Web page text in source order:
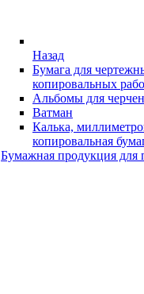
Назад
Бумага для
копировальных
Альбомы для
Ватман
Калька,
копировальная
Бумажная продукция для